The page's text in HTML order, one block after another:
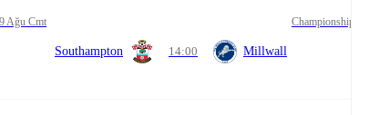
29 Ağu Cmt Championship
Southampton 14:00 Millwall